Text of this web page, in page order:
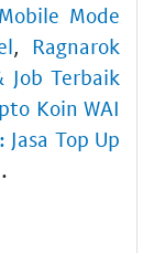
Mode
, Ragnarok
Job Terbaik
Koin WAI
Jasa Top Up
.